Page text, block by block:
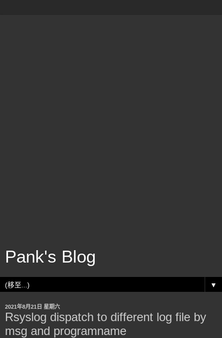
Pank's Blog
▼
2021年8月21日 星期六
Rsyslog dispatch to different log file by
msg and programname